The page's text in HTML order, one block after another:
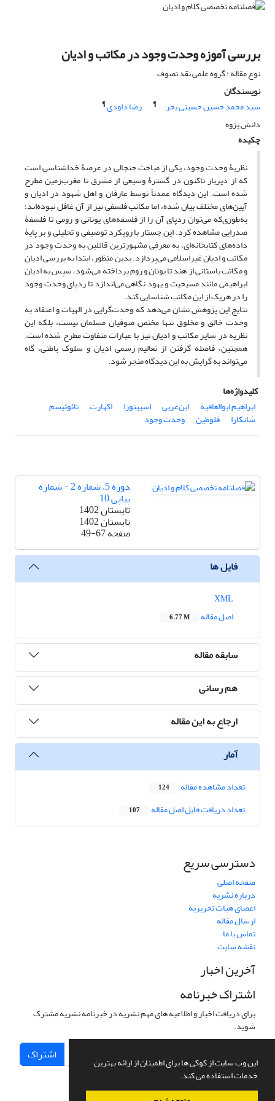
این وب سایت از کوکی ها برای اطمینان از ارائه بهترین
خدمات استفاده می کند.
بررسی آموزه وحدت وجود در مکاتب و ادیان
نوع مقاله : گروه علمی نقد تصوف
نویسندگان
سید محمد حسین حسینی بحر
¶ رضا داودی¶
دانش پژوه
چکیده
نظریۀ وحدت وجود، یکی از مباحث جنجالی در عرصۀ خداشناسی است
که از دیرباز تاکنون در گسترۀ وسیعی از مشرق تا مغرب‌زمین مطرح
شده است. این دیدگاه عمدتاً توسط عارفان و اهل شهود در ادیان و
آیین‌های مختلف بیان شده، اما مکاتب فلسفی نیز از آن غافل نبوده‌اند؛
به‌طوری‌که می‌توان ردپای آن را از فلسفه‌های یونانی و رومی تا فلسفۀ
صدرایی مشاهده کرد. این جستار با رویکرد توصیفی و تحلیلی و بر پایۀ
داده‌های کتابخانه‌ای، به معرفی مشهورترین قائلین به وحدت وجود در
مکاتب و ادیان غیراسلامی می‌پردازد. بدین منظور، ابتدا به بررسی ادیان
و مکاتب باستانی از هند تا یونان و روم پرداخته می‌شود، سپس به ادیان
ابراهیمی مانند مسیحیت و یهود نگاهی می‌اندازد تا ردپای وحدت وجود
را در هریک از این مکاتب شناسایی کند.
نتایج این پژوهش نشان می‌دهد که وحدت‌گرایی در الهیات و اعتقاد به
وحدت خالق و مخلوق تنها مختص صوفیان مسلمان نیست، بلکه این
نظریه در سایر مکاتب و ادیان نیز با عبارات متفاوت مطرح شده است.
همچنین، فاصله گرفتن از تعالیم رسمی ادیان و سلوک باطنی، گاه
می‌تواند به گرایش به این دیدگاه منجر شود.
کلیدواژه‌ها
ابراهیم ابوالعافیة
ابن‌عربی اسپینوزا اکهارت تائوئیسم
شانکارا فلوطین وحدت وجود
دوره 5، شماره 2 - شماره
پیاپی 10
تابستان 1402
تابستان 1402
صفحه49-67
فایل ها
اصل مقاله
6.77 M
سابقه مقاله
هم رسانی
ارجاع به این مقاله
آمار
تعداد مشاهده مقاله 124
تعداد دریافت فایل اصل مقاله 107
دسترسی سریع
صفحه اصلی
درباره نشریه
اعضای هیات تحریریه
ارسال مقاله
تماس با ما
نقشه سایت
آخرین اخبار
اشتراک خبرنامه
برای دریافت اخبار و اطلاعیه های مهم نشریه در خبرنامه نشریه مشترک
شوید.
اشتراک